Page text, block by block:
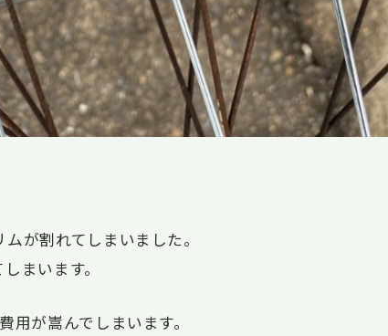
が割れてしまいました。
まいます。
が嵩んでしまいます。